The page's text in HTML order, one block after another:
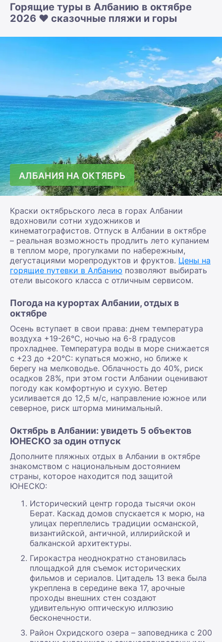
Горящие туры в Албанию в октябре
2026 ❤️ сказочные пляжи и горы
АЛБАНИЯ НА ОКТЯБРЬ
Краски октябрьского леса в горах Албании
вдохновили сотни художников и
кинематографистов. Отпуск в Албании в октябре
– реальная возможность продлить лето купанием
в теплом море, прогулками по набережным,
дегустациями морепродуктов и фруктов. Цены на
горящие путевки в Албанию позволяют выбирать
отели высокого класса с отличным сервисом.
Погода на курортах Албании, отдых в
октябре
Осень вступает в свои права: днем температура
воздуха +19-26°С, ночью на 6-8 градусов
прохладнее. Температура воды в море снижается
с +23 до +20°С: купаться можно, но ближе к
берегу на мелководье. Облачность до 40%, риск
осадков 28%, при этом гости Албании оценивают
погоду как комфортную и сухую. Ветер
усиливается до 12,5 м/с, направление южное или
северное, риск шторма минимальный.
Октябрь в Албании: увидеть 5 объектов
ЮНЕСКО за один отпуск
Дополните пляжных отдых в Албании в октябре
знакомством с национальным достоянием
страны, которое находится под защитой
ЮНЕСКО:
Исторический центр города тысячи окон
Берат. Каскад домов спускается к морю, на
улицах переплелись традиции османской,
византийской, античной, иллирийской и
балканской архитектуры.
Гирокастра неоднократно становилась
площадкой для съемок исторических
фильмов и сериалов. Цитадель 13 века была
укреплена в середине века 17, арочные
проходы внешних стен создают
удивительную оптическую иллюзию
бесконечности.
Район Охридского озера – заповедника с 200